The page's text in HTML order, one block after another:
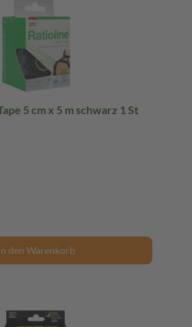
5 cm x 5 m schwarz 1 St
den Warenkorb